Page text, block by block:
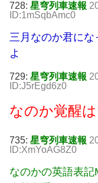
728: 星穹列車速報
ID:1mSqbAmc0
三月なのか君に
よ
729: 星穹列車速報
ID:J5rEgd6z0
なのか覚醒
735: 星穹列車速報
ID:XmYoAG8Z0
なのかの英語表